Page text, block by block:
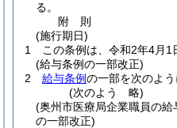
る。
附 則
(施行期日)
1
この条例は、令和2年4月1
(給与条例の一部改正)
2
給与条例の一部を次のよう
(次のよう 略)
(奥州市医療局企業職員の給
の一部改正)